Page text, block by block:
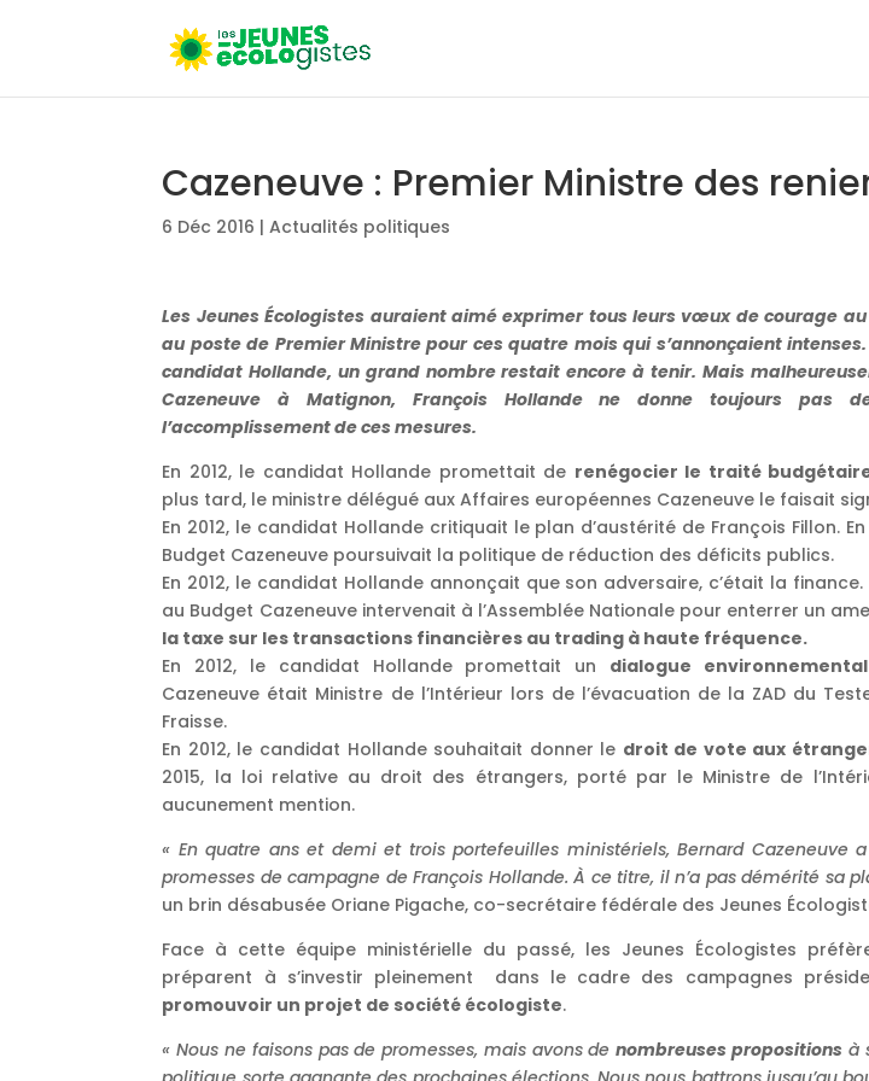
Cazeneuve : Premier Ministre des
6 Déc 2016 |Actualités politiques
Les Jeunes Écologistes auraient aimé exprimer tous leurs vœux de courage
au poste de Premier Ministre pour ces quatre mois qui s’annonçaient
candidat Hollande, un grand nombre restait encore à tenir. Mais
Cazeneuve à Matignon, François Hollande ne donne toujours pas
l’accomplissement de ces mesures.
En 2012, le candidat Hollande promettait de renégocier le traité
plus tard, le ministre délégué aux Affaires européennes Cazeneuve le faisait
En 2012, le candidat Hollande critiquait le plan d’austérité de François Fillon.
Budget Cazeneuve poursuivait la politique de réduction des déficits publics.
En 2012, le candidat Hollande annonçait que son adversaire, c’était la
au Budget Cazeneuve intervenait à l’Assemblée Nationale pour enterrer un
la taxe sur les transactions financières au trading à haute fréquence.
En 2012, le candidat Hollande promettait un dialogue
Cazeneuve était Ministre de l’Intérieur lors de l’évacuation de la ZAD du
Fraisse.
En 2012, le candidat Hollande souhaitait donner le droit de vote aux
2015, la loi relative au droit des étrangers, porté par le Ministre de
aucunement mention.
« En quatre ans et demi et trois portefeuilles ministériels, Bernard Cazeneuve
promesses de campagne de François Hollande. À ce titre, il n’a pas démérité sa
un brin désabusée Oriane Pigache, co-secrétaire fédérale des Jeunes
Face à cette équipe ministérielle du passé, les Jeunes Écologistes
préparent à s’investir pleinement dans le cadre des campagnes
promouvoir un projet de société écologiste.
« Nous ne faisons pas de promesses, mais avons denombreuses propositions à